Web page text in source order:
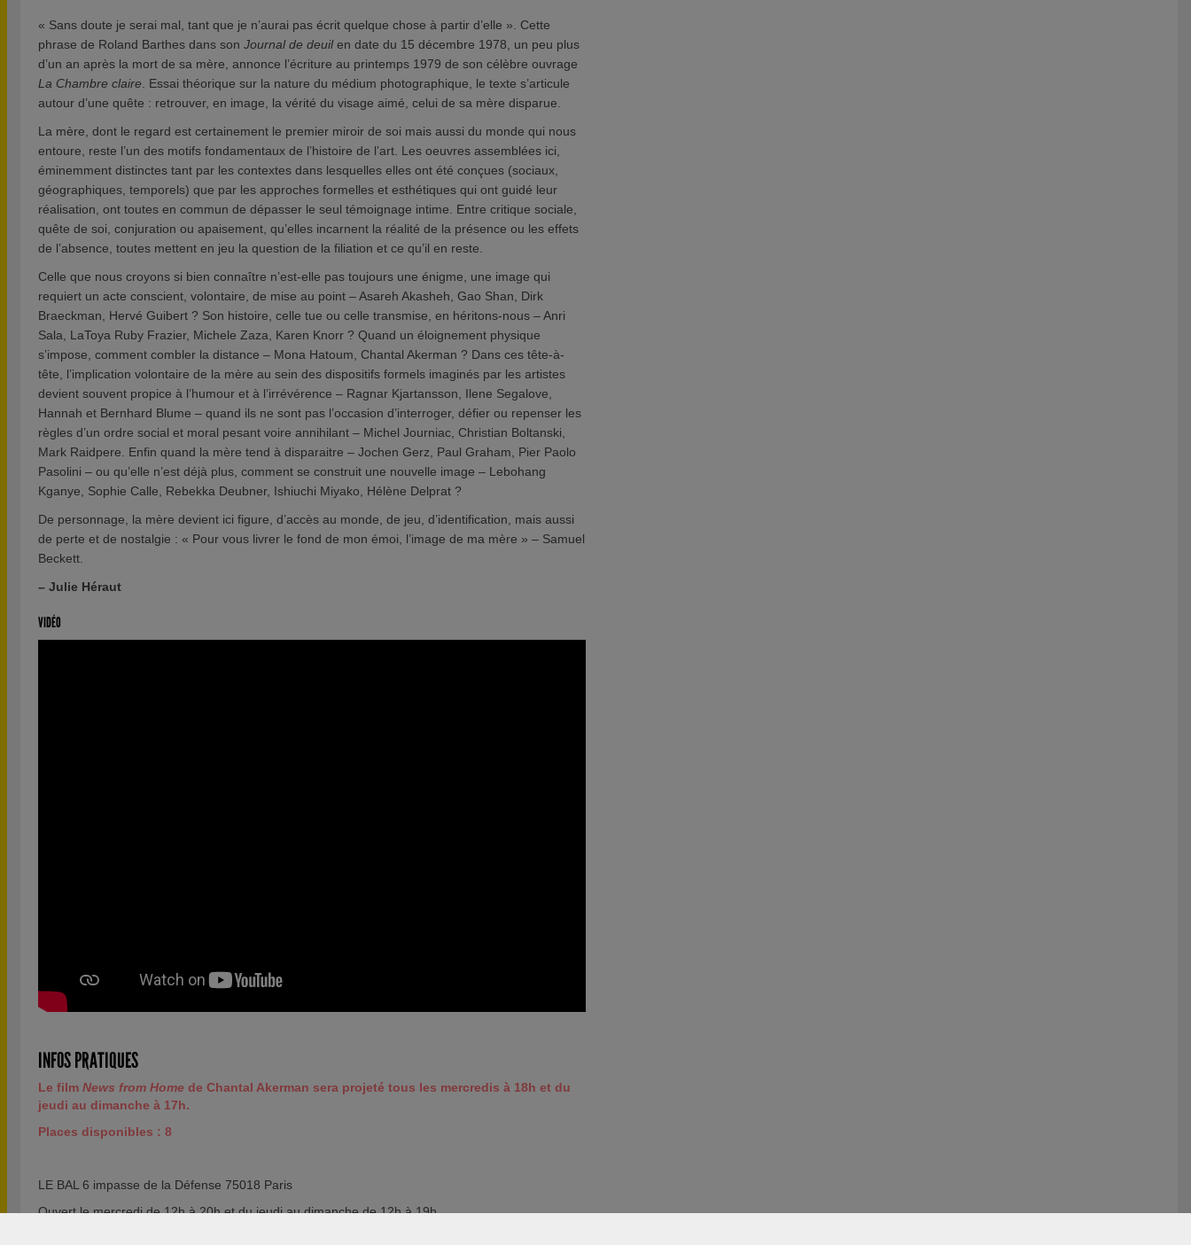
« Sans doute je serai mal, tant que je n’aurai pas écrit quelque chose à partir d’elle ». Cette
phrase de Roland Barthes dans son Journal de deuilen date du 15 décembre 1978, un peu plus
d’un an après la mort de sa mère, annonce l’écriture au printemps 1979 de son célèbre ouvrage
La Chambre claire . Essai théorique sur la nature du médium photographique, le texte s’articule
autour d’une quête : retrouver, en image, la vérité du visage aimé, celui de sa mère disparue.
La mère, dont le regard est certainement le premier miroir de soi mais aussi du monde qui nous
entoure, reste l’un des motifs fondamentaux de l’histoire de l’art. Les oeuvres assemblées ici,
éminemment distinctes tant par les contextes dans lesquelles elles ont été conçues (sociaux,
géographiques, temporels) que par les approches formelles et esthétiques qui ont guidé leur
réalisation, ont toutes en commun de dépasser le seul témoignage intime. Entre critique sociale,
quête de soi, conjuration ou apaisement, qu’elles incarnent la réalité de la présence ou les effets
de l’absence, toutes mettent en jeu la question de la filiation et ce qu’il en reste.
Celle que nous croyons si bien connaître n’est-elle pas toujours une énigme, une image qui
requiert un acte conscient, volontaire, de mise au point – Asareh Akasheh, Gao Shan, Dirk
Braeckman, Hervé Guibert ? Son histoire, celle tue ou celle transmise, en héritons-nous – Anri
Sala, LaToya Ruby Frazier, Michele Zaza, Karen Knorr ? Quand un éloignement physique
s’impose, comment combler la distance – Mona Hatoum, Chantal Akerman ? Dans ces tête-à-
tête, l’implication volontaire de la mère au sein des dispositifs formels imaginés par les artistes
devient souvent propice à l’humour et à l’irrévérence – Ragnar Kjartansson, Ilene Segalove,
Hannah et Bernhard Blume – quand ils ne sont pas l’occasion d’interroger, défier ou repenser les
règles d’un ordre social et moral pesant voire annihilant – Michel Journiac, Christian Boltanski,
Mark Raidpere. Enfin quand la mère tend à disparaitre – Jochen Gerz, Paul Graham, Pier Paolo
Pasolini – ou qu’elle n’est déjà plus, comment se construit une nouvelle image – Lebohang
Kganye, Sophie Calle, Rebekka Deubner, Ishiuchi Miyako, Hélène Delprat ?
De personnage, la mère devient ici figure, d’accès au monde, de jeu, d’identification, mais aussi
de perte et de nostalgie : « Pour vous livrer le fond de mon émoi, l’image de ma mère » – Samuel
Beckett.
– Julie Héraut
VIDÉO
INFOS PRATIQUES
Le film News from Home de Chantal Akerman sera projeté tous les mercredis à 18h et du
jeudi au dimanche à 17h.
Places disponibles : 8
LE BAL 6 impasse de la Défense 75018 Paris
Ouvert le mercredi de 12h à 20h et du jeudi au dimanche de 12h à 19h